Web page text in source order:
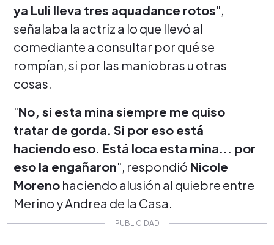
ya Luli lleva tres aquadance rotos",
señalaba la actriz a lo que llevó al
comediante a consultar por qué se
rompían, si por las maniobras u otras
cosas.
"No, si esta mina siempre me quiso
tratar de gorda. Si por eso está
haciendo eso. Está loca esta mina... por
eso la engañaron", respondió Nicole
Moreno haciendo alusión al quiebre entre
Merino y Andrea de la Casa.